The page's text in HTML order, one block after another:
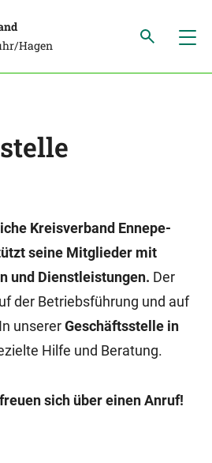
Hagen
Kreisverband Ennepe-
seine Mitglieder mit
und Dienstleistungen. Der
der Betriebsführung und auf
unsererGeschäftsstelle in
Hilfe und Beratung.
sich über einen Anruf!